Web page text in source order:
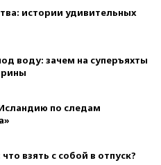
истории удивительных
воду: зачем на суперъяхты
по следам
взять с собой в отпуск?